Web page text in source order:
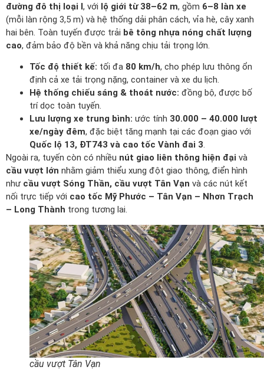
đường đô thị loại I, với lộ giới từ 38–62 m, gồm 6–8 làn xe
(mỗi làn rộng 3,5 m) và hệ thống dải phân cách, vỉa hè, cây xanh
hai bên. Toàn tuyến được trải bê tông nhựa nóng chất lượng
cao, đảm bảo độ bền và khả năng chịu tải trọng lớn.
Tốc độ thiết kế: tối đa 80 km/h, cho phép lưu thông ổn
định cả xe tải trọng nặng, container và xe du lịch.
Hệ thống chiếu sáng & thoát nước: đồng bộ, được bố
trí dọc toàn tuyến.
Lưu lượng xe trung bình: ước tính 30.000 – 40.000 lượt
xe/ngày đêm, đặc biệt tăng mạnh tại các đoạn giao với
Quốc lộ 13, ĐT743 và cao tốc Vành đai 3.
Ngoài ra, tuyến còn có nhiều nút giao liên thông hiện đại và
cầu vượt lớn nhằm giảm thiểu xung đột giao thông, điển hình
như cầu vượt Sóng Thần, cầu vượt Tân Vạn và các nút kết
nối trực tiếp với cao tốc Mỹ Phước – Tân Vạn – Nhơn Trạch
– Long Thành trong tương lai.
cầu vượt Tân Vạn